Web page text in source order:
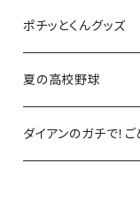
ポチッとくんグッズ
夏の高校野球
ダイアンのガチで！